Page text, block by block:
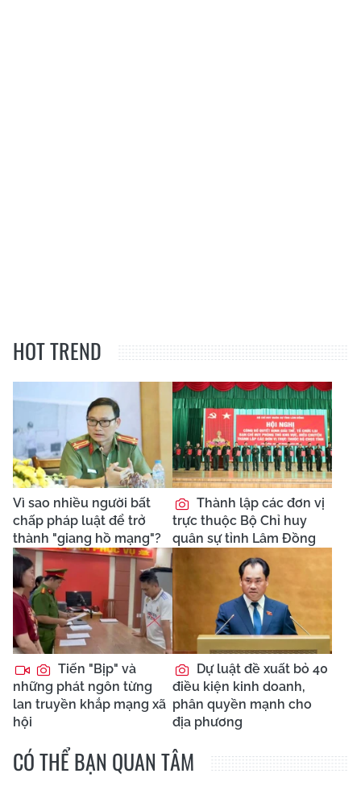
HOT TREND
Vì sao nhiều người bất
chấp pháp luật để trở
thành "giang hồ mạng"?
Thành lập các đơn vị
trực thuộc Bộ Chỉ huy
quân sự tỉnh Lâm Đồng
Tiến "Bịp" và
những phát ngôn từng
lan truyền khắp mạng xã
hội
Dự luật đề xuất bỏ 40
điều kiện kinh doanh,
phân quyền mạnh cho
địa phương
CÓ THỂ BẠN QUAN TÂM